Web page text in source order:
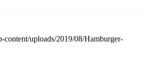
content/uploads/2019/08/Hamburger-